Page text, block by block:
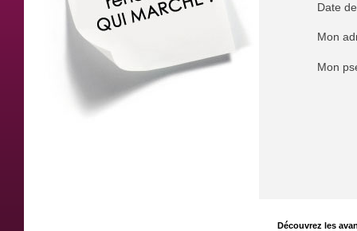
Date
Mon
Mon
Découvrez les